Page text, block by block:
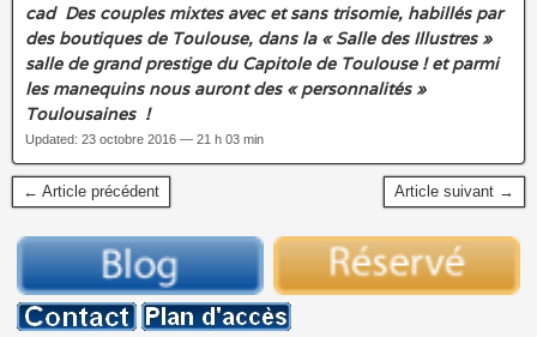
cad Des couples mixtes avec et sans trisomie, habillés par
des boutiques de Toulouse, dans la « Salle des Illustres »
salle de grand prestige du Capitole de Toulouse ! et parmi
les manequins nous auront des « personnalités »
Toulousaines !
Updated: 23 octobre 2016 — 21 h 03 min
← Article précédent Article suivant →